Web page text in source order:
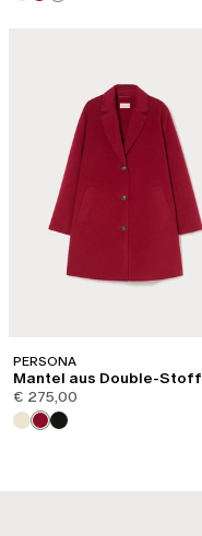
PERSONA
Mantel aus Double-Stoff
€ 275,00